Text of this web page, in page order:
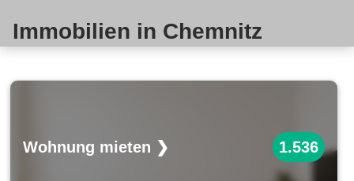
Immobilien in Chemnitz
Wohnung mieten ❯ 1.536